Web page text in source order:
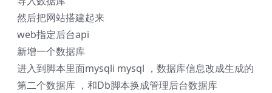
然后把网站搭建起来
web指定后台api
新增一个数据库
进入到脚本里面mysqli mysql ，数据库信息改成生成的
第二个数据库 ，和Db脚本换成管理后台数据库